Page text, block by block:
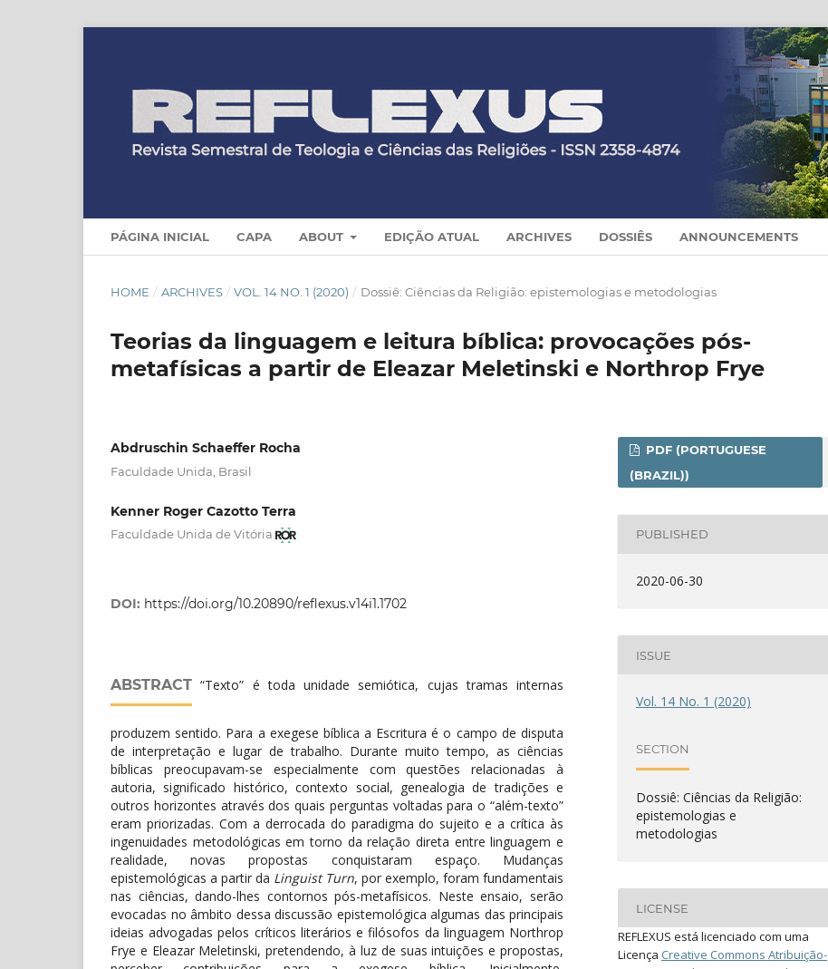
PÁGINA INICIAL CAPA ABOUT EDIÇÃO ATUAL ARCHIVES DOSSIÊS ANNOUNCEMENTS
HOME / ARCHIVES / VOL. 14 NO. 1 (2020) / Dossiê: Ciências da Religião: epistemologias e metodologias
Teorias da linguagem e leitura bíblica: provocações pós-
metafísicas a partir de Eleazar Meletinski e Northrop Frye
Abdruschin Schaeffer Rocha
Faculdade Unida, Brasil
Kenner Roger Cazotto Terra
Faculdade Unida de Vitória
DOI: https://doi.org/10.20890/reflexus.v14i1.1702
ABSTRACT “Texto” é toda unidade semiótica, cujas tramas internas
produzem sentido. Para a exegese bíblica a Escritura é o campo de disputa
de interpretação e lugar de trabalho. Durante muito tempo, as ciências
bíblicas preocupavam-se especialmente com questões relacionadas à
autoria, significado histórico, contexto social, genealogia de tradições e
outros horizontes através dos quais perguntas voltadas para o “além-texto”
eram priorizadas. Com a derrocada do paradigma do sujeito e a crítica às
ingenuidades metodológicas em torno da relação direta entre linguagem e
realidade, novas propostas conquistaram espaço. Mudanças
epistemológicas a partir da Linguist Turn, por exemplo, foram fundamentais
nas ciências, dando-lhes contornos pós-metafísicos. Neste ensaio, serão
evocadas no âmbito dessa discussão epistemológica algumas das principais
ideias advogadas pelos críticos literários e filósofos da linguagem Northrop
Frye e Eleazar Meletinski, pretendendo, à luz de suas intuições e propostas,
PDF (PORTUGUESE
(BRAZIL))
PUBLISHED
2020-06-30
ISSUE
Vol. 14 No. 1 (2020)
SECTION
Dossiê: Ciências da Religião:
epistemologias e
metodologias
LICENSE
REFLEXUS está licenciado com uma
Licença Creative Commons Atribuição-